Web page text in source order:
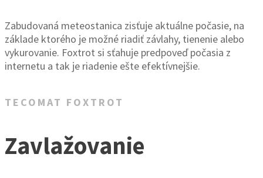
Zabudovaná meteostanica zisťuje aktuálne počasie, na
základe ktorého je možné riadiť závlahy, tienenie alebo
vykurovanie. Foxtrot si sťahuje predpoveď počasia z
internetu a tak je riadenie ešte efektívnejšie.
TECOMAT FOXTROT
Zavlažovanie